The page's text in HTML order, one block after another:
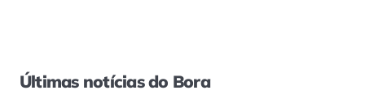
Últimas notícias do Bora